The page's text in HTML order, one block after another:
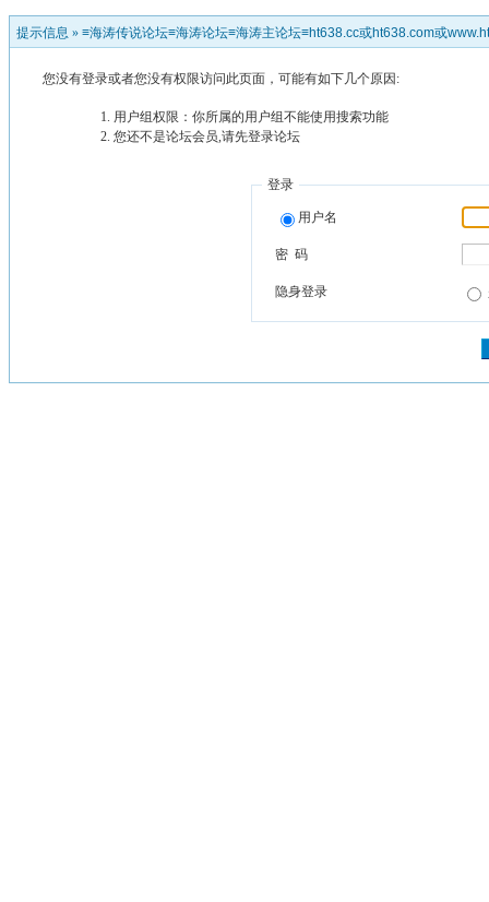
提示信息 » ≡海涛传说论坛≡海涛论坛≡海涛主论坛≡ht638.cc或ht638.com或
您没有登录或者您没有权限访问此页面，可能有如下几个原因:
用户组权限：你所属的用户组不能使用搜索功能
您还不是论坛会员,请先登录论坛
登录
用户名
密 码
隐身登录